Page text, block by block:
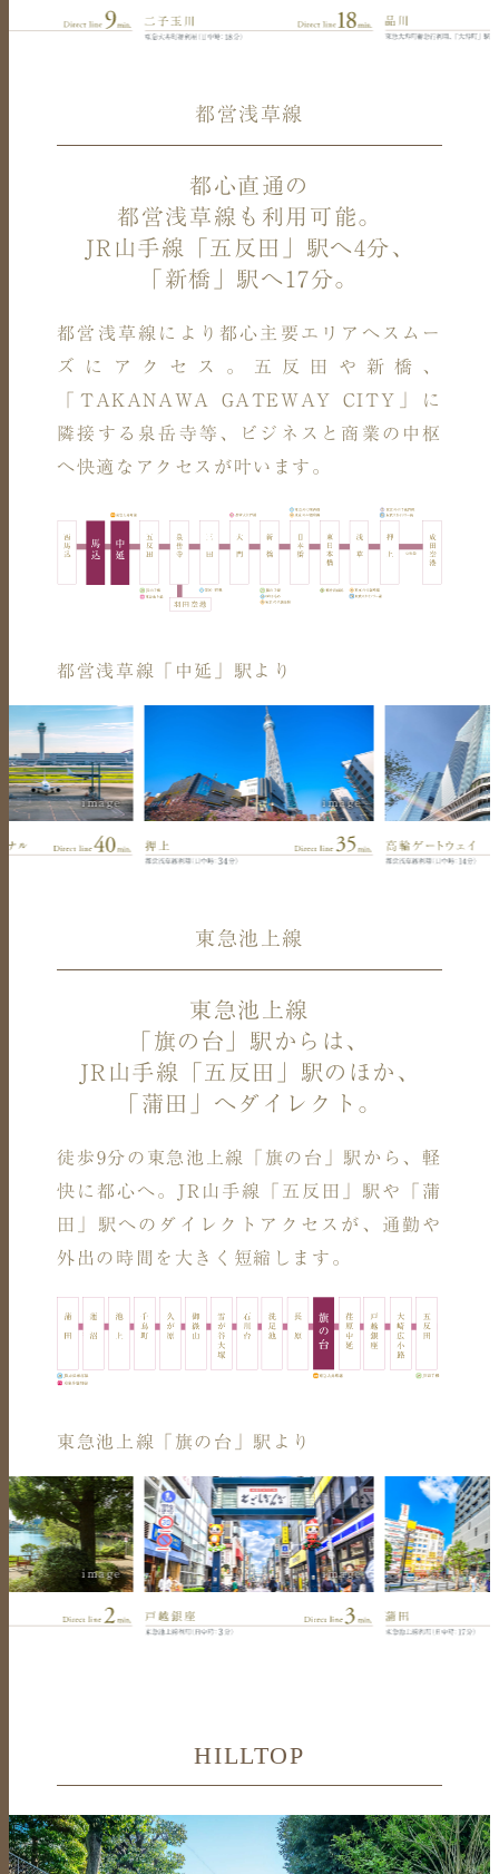
都営浅草線
都心直通の
都営浅草線も利用可能。
JR山手線「五反田」駅へ4分、
「新橋」駅へ17分。
都営浅草線により都心主要エリアへスムー
ズにアクセス。 五反田や新橋、
「TAKANAWA GATEWAY CITY」に
隣接する泉岳寺等、
ビジネスと商業の中枢
へ快適なアクセスが叶います。
都営浅草線「中延」駅より
image image
東急池上線
東急池上線
「旗の台」駅からは、
JR山手線「五反田」駅のほか、
「蒲田」へダイレクト。
徒歩9分の東急池上線「旗の台」駅から、軽
快に都心へ。 JR山手線「五反田」駅や「蒲
田」駅へのダイレクトアクセスが、 通勤や
外出の時間を大きく短縮します。
東急池上線「旗の台」駅より
image image
HILLTOP